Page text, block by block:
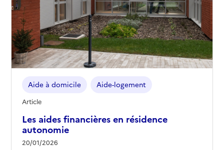
Les aides financières en résidence
autonomie
20/01/2026
Aide à domicile Aide-logement
Article